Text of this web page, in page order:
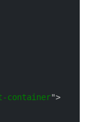
container">